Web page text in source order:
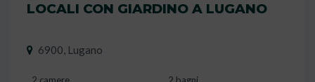
LOCALI CON GIARDINO A LUGANO
6900, Lugano
2 camere 2 bagni